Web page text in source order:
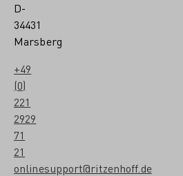
D-
34431
Marsberg
+49
(0)
221
2929
71
21
onlinesupport@ritzenhoff.de